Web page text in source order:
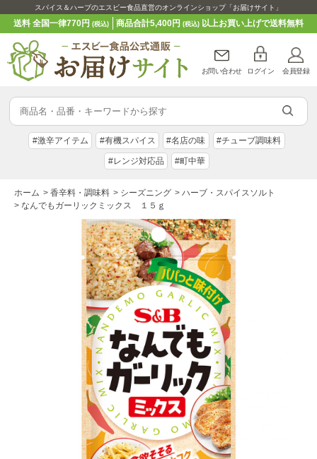
スパイス＆ハーブのエスビー食品直営のオンラインショップ「お届けサイト」
送料 全国一律770円(税込) 商品合計5,400円 (税込)以上お買い上げで送料無料
お問い合わせ ログイン 会員登録
#激辛アイテム #有機スパイス #名店の味 #チューブ調味料
#レンジ対応品 #町中華
ホーム > 香辛料・調味料 > シーズニング > ハーブ・スパイスソルト
> なんでもガーリックミックス １５ｇ